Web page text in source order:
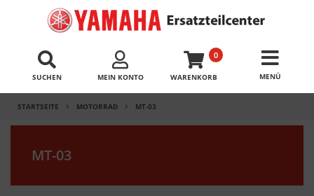
SUCHEN MEIN KONTO
0
WARENKORB
STARTSEITE MOTORRAD MT-03
MT-03